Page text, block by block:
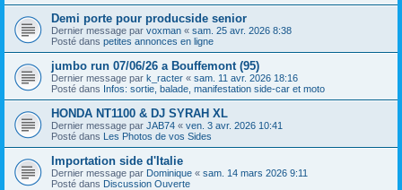
Demi porte pour producside senior
Dernier message par voxman « sam. 25 avr. 2026 8:38
Posté dans petites annonces en ligne
jumbo run 07/06/26 a Bouffemont (95)
Dernier message par k_racter « sam. 11 avr. 2026 18:16
Posté dans Infos: sortie, balade, manifestation side-car et moto
HONDA NT1100 & DJ SYRAH XL
Dernier message par JAB74 « ven. 3 avr. 2026 10:41
Posté dans Les Photos de vos Sides
Importation side d'Italie
Dernier message par Dominique « sam. 14 mars 2026 9:11
Posté dans Discussion Ouverte